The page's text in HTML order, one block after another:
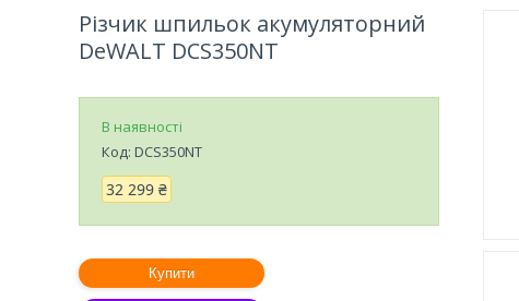
Різчик шпильок акумуляторний
DeWALT DCS350NT
В наявності
Код: DCS350NT
32 299 ₴
Купити